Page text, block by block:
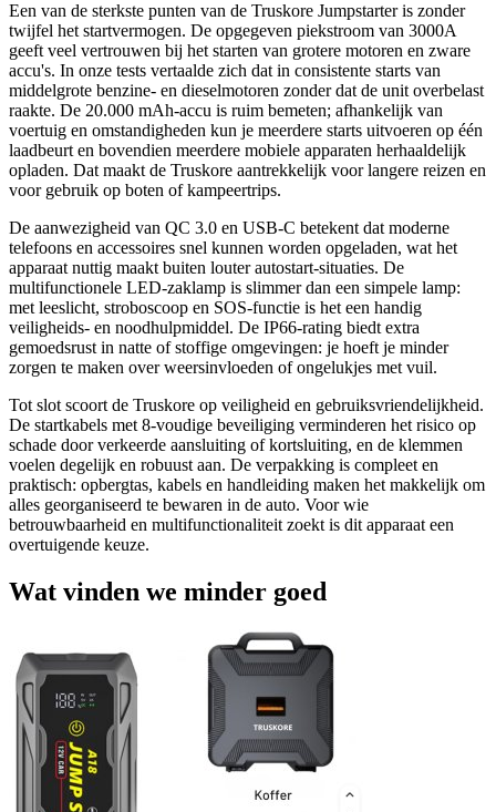
Een van de sterkste punten van de Truskore Jumpstarter is zonder
twijfel het startvermogen. De opgegeven piekstroom van 3000A
geeft veel vertrouwen bij het starten van grotere motoren en zware
accu's. In onze tests vertaalde zich dat in consistente starts van
middelgrote benzine- en dieselmotoren zonder dat de unit overbelast
raakte. De 20.000 mAh-accu is ruim bemeten; afhankelijk van
voertuig en omstandigheden kun je meerdere starts uitvoeren op één
laadbeurt en bovendien meerdere mobiele apparaten herhaaldelijk
opladen. Dat maakt de Truskore aantrekkelijk voor langere reizen en
voor gebruik op boten of kampeertrips.
De aanwezigheid van QC 3.0 en USB-C betekent dat moderne
telefoons en accessoires snel kunnen worden opgeladen, wat het
apparaat nuttig maakt buiten louter autostart-situaties. De
multifunctionele LED-zaklamp is slimmer dan een simpele lamp:
met leeslicht, stroboscoop en SOS-functie is het een handig
veiligheids- en noodhulpmiddel. De IP66-rating biedt extra
gemoedsrust in natte of stoffige omgevingen: je hoeft je minder
zorgen te maken over weersinvloeden of ongelukjes met vuil.
Tot slot scoort de Truskore op veiligheid en gebruiksvriendelijkheid.
De startkabels met 8-voudige beveiliging verminderen het risico op
schade door verkeerde aansluiting of kortsluiting, en de klemmen
voelen degelijk en robuust aan. De verpakking is compleet en
praktisch: opbergtas, kabels en handleiding maken het makkelijk om
alles georganiseerd te bewaren in de auto. Voor wie
betrouwbaarheid en multifunctionaliteit zoekt is dit apparaat een
overtuigende keuze.
Wat vinden we minder goed